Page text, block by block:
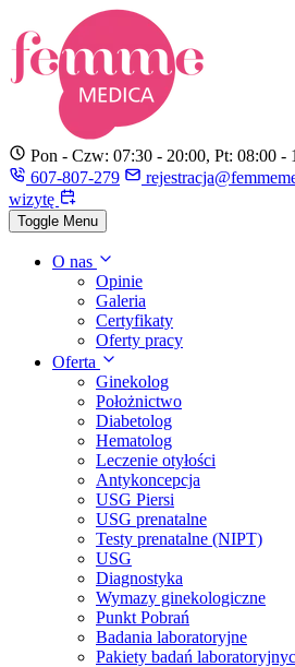
Pon - Czw: 07:30 - 20:00, Pt: 08:00 -
607-807-279
wizytę
Toggle Menu
O nas
Opinie
Galeria
Certyfikaty
Oferty pracy
Oferta
Ginekolog
Położnictwo
Diabetolog
Hematolog
Leczenie otyłości
Antykoncepcja
USG Piersi
USG prenatalne
Testy prenatalne (NIPT)
USG
Diagnostyka
Wymazy ginekologiczne
Punkt Pobrań
Badania laboratoryjne
Pakiety badań